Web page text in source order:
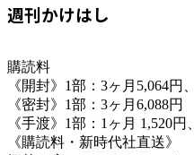
週刊かけはし
購読料
《開封》1部：3ヶ月5,064
《密封》1部：3ヶ月6,088円
《手渡》1部：1ヶ月 1,520円
《購読料・新時代社直送》